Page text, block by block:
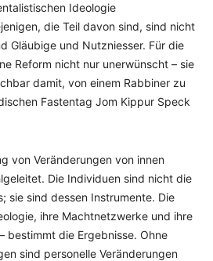
Ideologie
die Teil davon sind, sind nicht
Gläubige und Nutzniesser. Für die
Reform nicht nur unerwünscht – sie
damit, von einem Rabbiner zu
Fastentag Jom Kippur Speck
von Veränderungen von innen
Die Individuen sind nicht die
sie sind dessen Instrumente. Die
ihre Machtnetzwerke und ihre
bestimmt die Ergebnisse. Ohne
sind personelle Veränderungen